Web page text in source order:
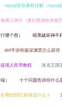
mysql安装教程详解（mysql
每周几举行（梦幻西游乾坤盘5
打哪个图） 暗黑破坏神不
dnf手游韩服深渊票怎么获得
提现人民币教程 洛克王国
端） 十个问题告诉你什么
在用的ERC标准是什么？